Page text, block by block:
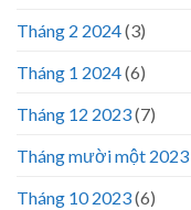
Tháng 2 2024(3)
Tháng 1 2024(6)
Tháng 12 2023(7)
Tháng mười một 2023
Tháng 10 2023(6)